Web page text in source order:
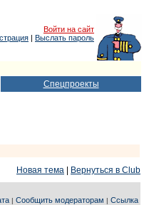
Войти на сайт
| Выслать пароль
Спецпроекты
Новая тема
Вернуться в Club
| Сообщить модераторам | Ссылка